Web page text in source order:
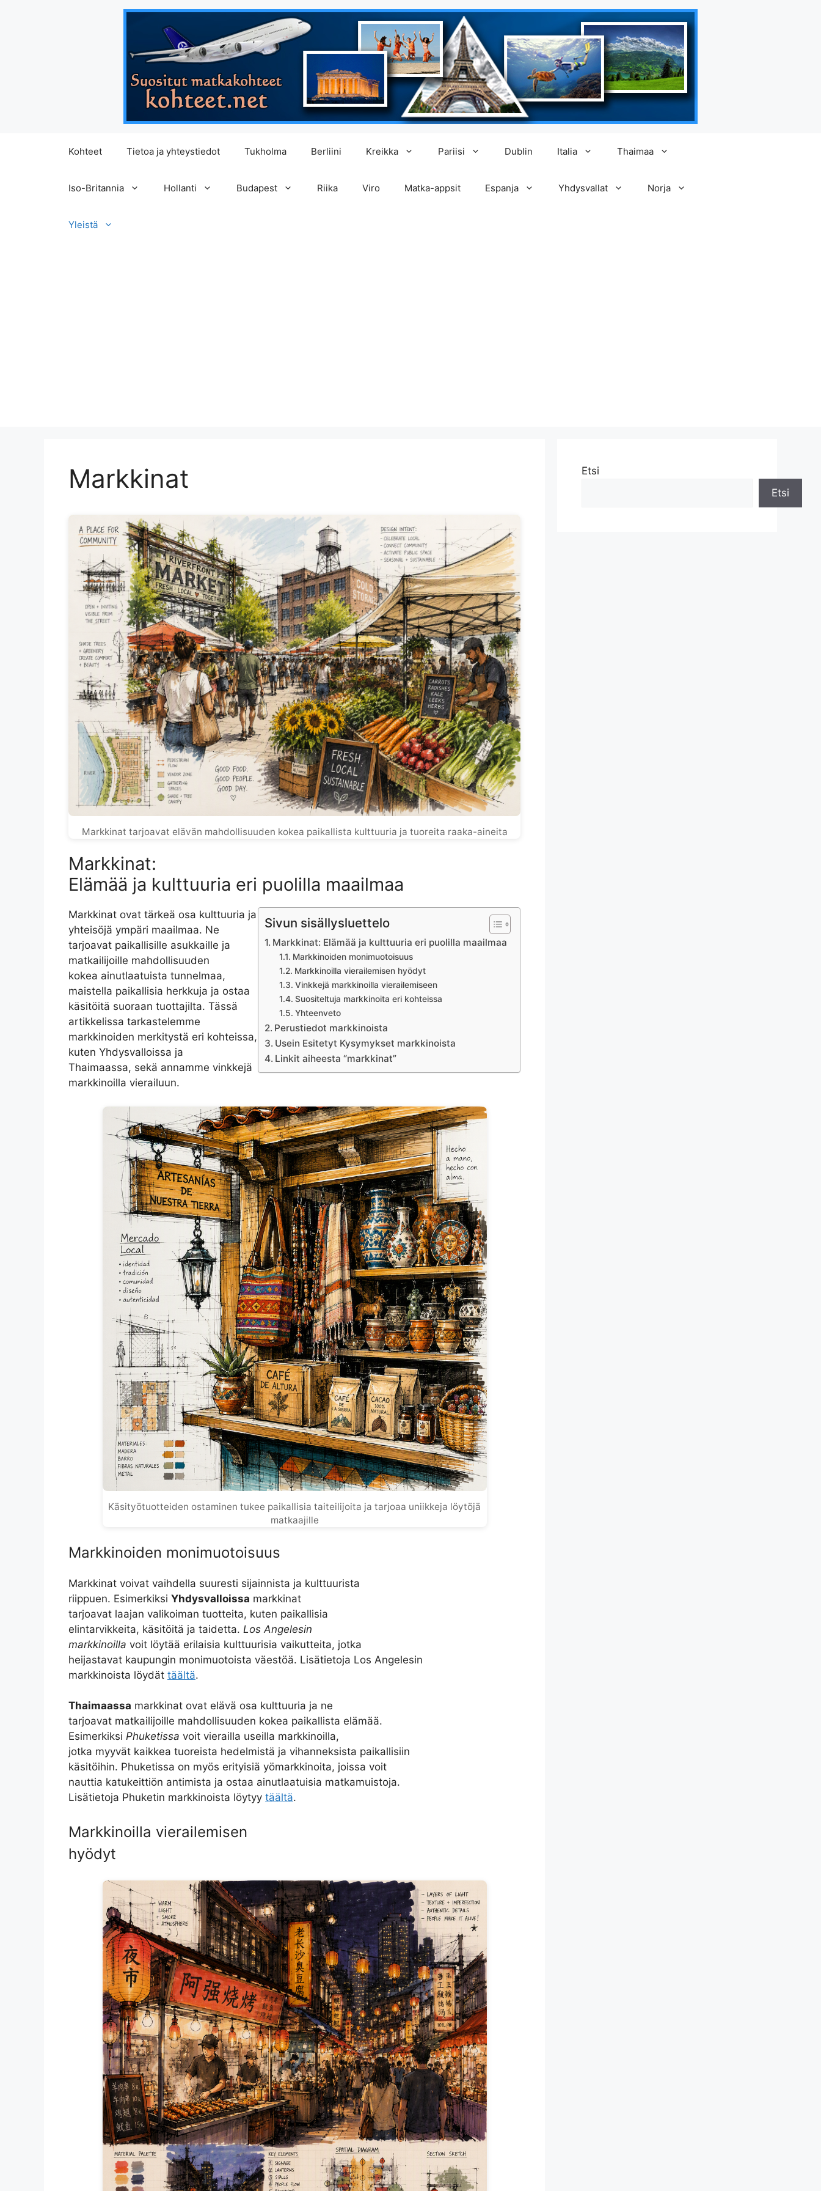
Kohteet Tietoa ja yhteystiedot Tukholma Berliini Kreikka Pariisi Dublin Italia Thaimaa
Iso-Britannia Hollanti Budapest Riika Viro Matka-appsit Espanja Yhdysvallat Norja
Yleistä
Markkinat
Markkinat tarjoavat elävän mahdollisuuden kokea paikallista kulttuuria ja tuoreita raaka-aineita
Markkinat:
Elämää ja kulttuuria eri puolilla maailmaa
Sivun sisällysluettelo
Markkinat: Elämää ja kulttuuria eri puolilla maailmaa
Markkinoiden monimuotoisuus
Markkinoilla vierailemisen hyödyt
Vinkkejä markkinoilla vierailemiseen
Suositeltuja markkinoita eri kohteissa
Yhteenveto
Perustiedot markkinoista
Usein Esitetyt Kysymykset markkinoista
Linkit aiheesta “markkinat”
Markkinat ovat tärkeä osa kulttuuria ja
yhteisöjä ympäri maailmaa. Ne
tarjoavat paikallisille asukkaille ja
matkailijoille mahdollisuuden
kokea ainutlaatuista tunnelmaa,
maistella paikallisia herkkuja ja ostaa
käsitöitä suoraan tuottajilta. Tässä
artikkelissa tarkastelemme
markkinoiden merkitystä eri kohteissa,
kuten Yhdysvalloissa ja
Thaimaassa, sekä annamme vinkkejä
markkinoilla vierailuun.
Käsityötuotteiden ostaminen tukee paikallisia taiteilijoita ja tarjoaa uniikkeja löytöjä
matkaajille
Markkinoiden monimuotoisuus
Markkinat voivat vaihdella suuresti sijainnista ja kulttuurista
riippuen. Esimerkiksi Yhdysvalloissa markkinat
tarjoavat laajan valikoiman tuotteita, kuten paikallisia
elintarvikkeita, käsitöitä ja taidetta. Los Angelesin
markkinoilla voit löytää erilaisia kulttuurisia vaikutteita, jotka
heijastavat kaupungin monimuotoista väestöä. Lisätietoja Los Angelesin
markkinoista löydät täältä.
Thaimaassa markkinat ovat elävä osa kulttuuria ja ne
tarjoavat matkailijoille mahdollisuuden kokea paikallista elämää.
Esimerkiksi Phuketissa voit vierailla useilla markkinoilla,
jotka myyvät kaikkea tuoreista hedelmistä ja vihanneksista paikallisiin
käsitöihin. Phuketissa on myös erityisiä yömarkkinoita, joissa voit
nauttia katukeittiön antimista ja ostaa ainutlaatuisia matkamuistoja.
Lisätietoja Phuketin markkinoista löytyy täältä.
Markkinoilla vierailemisen
hyödyt
Etsi
Etsi